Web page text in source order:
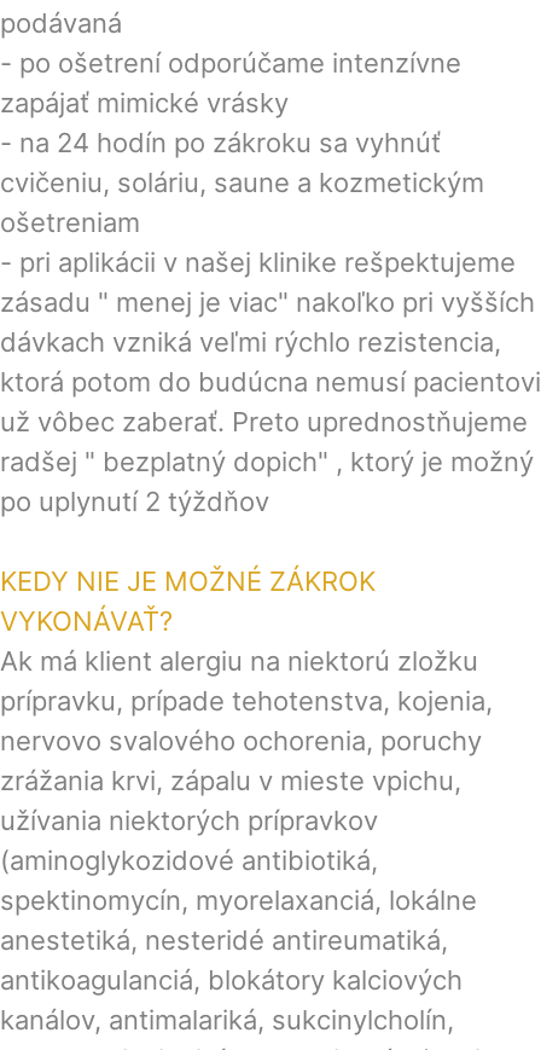
podávaná
- po ošetrení odporúčame intenzívne
zapájať mimické vrásky
- na 24 hodín po zákroku sa vyhnúť
cvičeniu, soláriu, saune a kozmetickým
ošetreniam
- pri aplikácii v našej klinike rešpektujeme
zásadu " menej je viac" nakoľko pri vyšších
dávkach vzniká veľmi rýchlo rezistencia,
ktorá potom do budúcna nemusí pacientovi
už vôbec zaberať. Preto uprednostňujeme
radšej " bezplatný dopich" , ktorý je možný
po uplynutí 2 týždňov
KEDY NIE JE MOŽNÉ ZÁKROK
VYKONÁVAŤ?
Ak má klient alergiu na niektorú zložku
prípravku, prípade tehotenstva, kojenia,
nervovo svalového ochorenia, poruchy
zrážania krvi, zápalu v mieste vpichu,
užívania niektorých prípravkov
(aminoglykozidové antibiotiká,
spektinomycín, myorelaxanciá, lokálne
anestetiká, nesteridé antireumatiká,
antikoagulanciá, blokátory kalciových
kanálov, antimalariká, sukcinylcholín,